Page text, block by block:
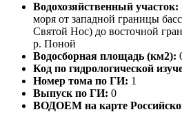
Водохозяйственный участок:
моря от западной границы
Святой Нос) до восточной
р. Поной
Водосборная площадь (км2):
Код по гидрологической
Номер тома по ГИ: 1
Выпуск по ГИ: 0
ВОДОЕМ на карте